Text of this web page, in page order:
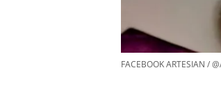
FACEBOOK ARTESIAN /